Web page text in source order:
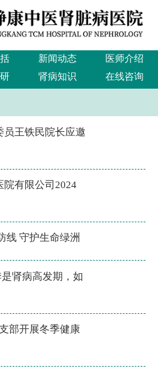
新闻动态
医师介绍
肾病知识 在线咨询
员王铁民院长应邀
院有限公司2024
线 守护生命绿洲
是肾病高发期，如
部开展冬季健康